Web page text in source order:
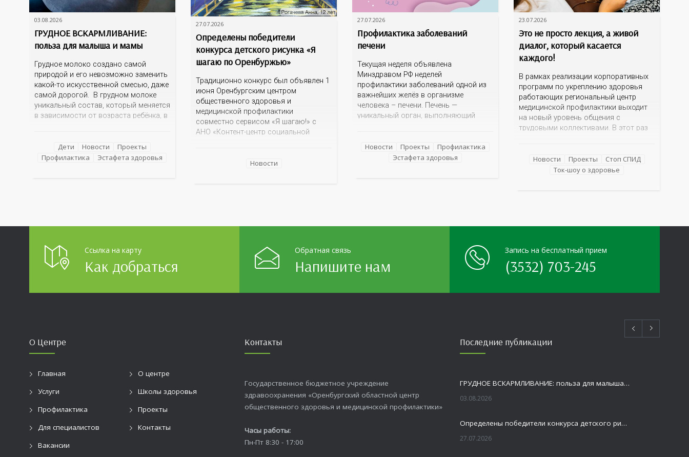
03.08.2026
ГРУДНОЕ ВСКАРМЛИВАНИЕ:
польза для малыша и мамы
Грудное молоко создано самой
природой и его невозможно заменить
какой-то искусственной смесью, даже
самой дорогой. В грудном молоке
уникальный состав, который меняется
в зависимости от возраста ребёнка, в
как малыш подрастает – меняется
состав белков, жиров, углеводов,
Дети Новости
Проекты
Профилактика
Эстафета здоровья
27.07.2026
Определены победители
конкурса детского рисунка «Я
шагаю по Оренбуржью»
Традиционно конкурс был объявлен 1
июня Оренбургским центром
общественного здоровья и
медицинской профилактики
совместно сервисом «Я шагаю!» с
АНО «Контент-центр социальной
Оренбуржье: любимые улицы,
разных уголков Оренбуржья. С
Новости
27.07.2026
Профилактика заболеваний
печени
Текущая неделя объявлена
Минздравом РФ неделей
профилактики заболеваний одной из
важнейших желёз в организме
человека – печени. Печень —
уникальный орган, выполняющий
а также регуляцию обмена веществ.
Однако ее заболевания, такие как
Новости Проекты
Профилактика
Эстафета здоровья
23.07.2026
Это не просто лекция, а живой
диалог, который касается
каждого!
В рамках реализации корпоративных
программ по укреплению здоровья
работающих региональный центр
медицинской профилактики выходит
на новый уровень общения с
трудовыми коллективами. В этот раз
для сотрудников более 10 ведущих
предприятий и организаций области
Новости Проекты
Стоп СПИД
Ток-шоу о здоровье
Ссылка на карту
Как добраться
Обратная связь
Напишите нам
Запись на бесплатный прием
(3532) 703-245
О Центре
Главная
О центре
Услуги
Школы здоровья
Профилактика
Проекты
Для специалистов
Контакты
Вакансии
Контакты
Государственное бюджетное учреждение
здравоохранения «Оренбургский областной центр
общественного здоровья и медицинской профилактики»
Часы работы:
Пн-Пт 8:30 - 17:00
Последние публикации
ГРУДНОЕ ВСКАРМЛИВАНИЕ: польза для малыша и мамы
03.08.2026
Определены победители конкурса детского рисунка «Я шагаю по Оренбуржью»
27.07.2026